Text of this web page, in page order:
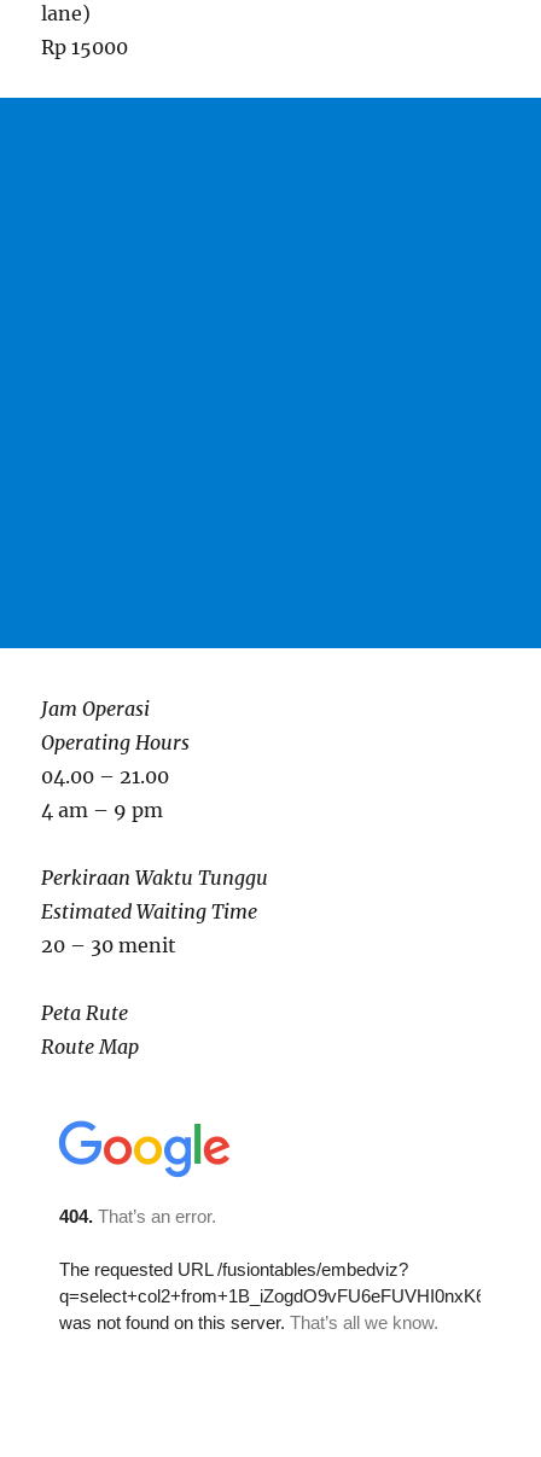
lane)
Rp 15000
Jam Operasi
Operating Hours
04.00 – 21.00
4 am – 9 pm
Perkiraan Waktu Tunggu
Estimated Waiting Time
20 – 30 menit
Peta Rute
Route Map